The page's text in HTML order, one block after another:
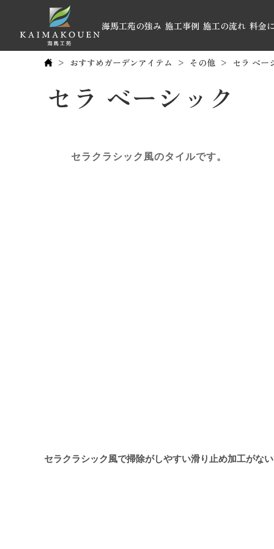
海馬工苑の強み 施工事例 施工の流れ 料金
おすすめガーデンアイテム その他 セラ ベー
セラ ベーシック
セラクラシック風のタイルです。
セラクラシック風で掃除がしやすい滑り止め加工がな